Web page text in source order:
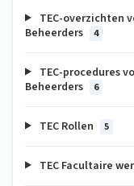
TEC-overzichten
Beheerders
4
TEC-procedures
Beheerders
6
TEC Rollen 5
TEC Facultaire